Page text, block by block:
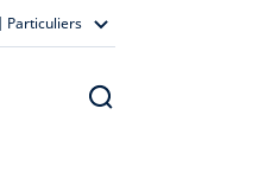
Particuliers